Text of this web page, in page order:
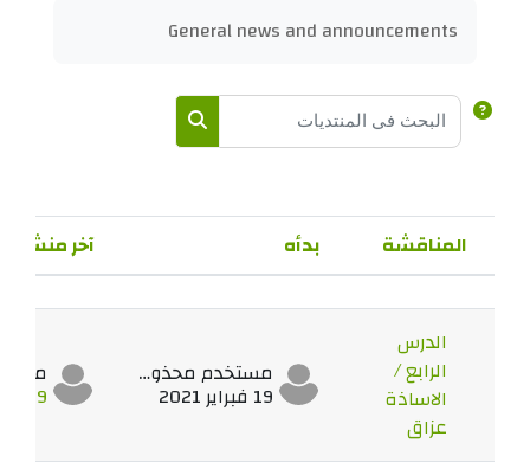
General news and announcements
البحث في المنتديات
البحث في المنتديات
قائمة المناقشات. يتم إظهار 19 من 19 مناقشة/مناقشات.
الحالة
المناقشة بدأه آخر منشور
الدرس
الرابع /
الاساذة
عزاق
مستخدم محذوف
19 فبراير 2021 19 فبراير 2021